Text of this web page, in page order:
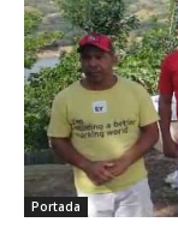
Portada